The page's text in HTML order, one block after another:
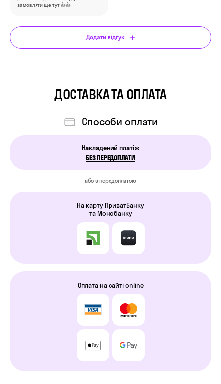
замовляти ще тут 👍👍
Додати відгук
ДОСТАВКА ТА ОПЛАТА
Cпособи оплати
Накладений платіж
БЕЗ ПЕРЕДОПЛАТИ
або з передоплатою
На карту ПриватБанку
та Монобанку
Оплата на сайті online